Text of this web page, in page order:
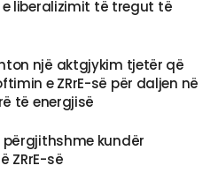
e liberalizimit të tregut të
një aktgjykim tjetër që
e ZRrE-së për daljen në
të energjisë
përgjithshme kundër
ZRrE-së